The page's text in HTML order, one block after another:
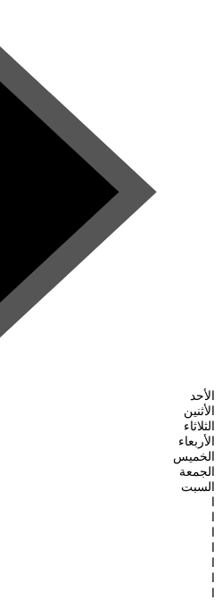
الأحد
الأثنين
الثلاثاء
الأربعاء
الخميس
الجمعة
السبت